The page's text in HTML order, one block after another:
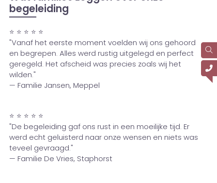
begeleiding
⭐ ⭐ ⭐ ⭐ ⭐
"Vanaf het eerste moment voelden wij ons gehoord
en begrepen. Alles werd rustig uitgelegd en perfect
geregeld. Het afscheid was precies zoals wij het
wilden."
— Familie Jansen, Meppel
⭐ ⭐ ⭐ ⭐ ⭐
"De begeleiding gaf ons rust in een moeilijke tijd. Er
werd echt geluisterd naar onze wensen en niets was
teveel gevraagd."
— Familie De Vries, Staphorst